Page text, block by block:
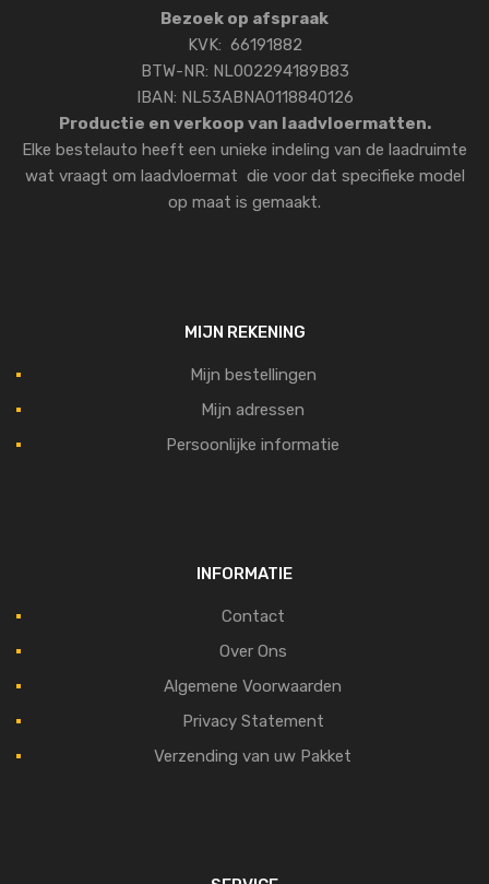
Bezoek op afspraak
KVK: 66191882
BTW-NR: NL002294189B83
IBAN: NL53ABNA0118840126
Productie en verkoop van laadvloermatten.
Elke bestelauto heeft een unieke indeling van de laadruimte
wat vraagt om laadvloermat die voor dat specifieke model
op maat is gemaakt.
MIJN REKENING
Mijn bestellingen
Mijn adressen
Persoonlijke informatie
INFORMATIE
Contact
Over Ons
Algemene Voorwaarden
Privacy Statement
Verzending van uw Pakket